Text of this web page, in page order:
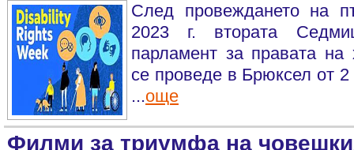
След провеждането на
2023 г. втората
парламент за правата на
се проведе в Брюксел от
...още
Филми за триумфа на